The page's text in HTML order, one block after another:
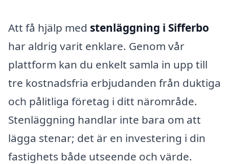
Att få hjälp med stenläggning i Sifferbo
har aldrig varit enklare. Genom vår
plattform kan du enkelt samla in upp till
tre kostnadsfria erbjudanden från duktiga
och pålitliga företag i ditt närområde.
Stenläggning handlar inte bara om att
lägga stenar; det är en investering i din
fastighets både utseende och värde.